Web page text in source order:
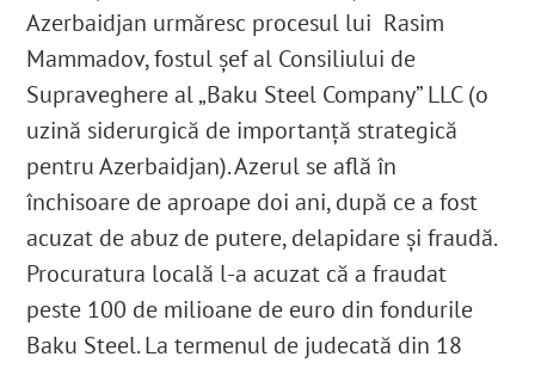
Azerbaidjan urmăresc procesul lui Rasim
Mammadov, fostul șef al Consiliului de
Supraveghere al „Baku Steel Company” LLC (o
uzină siderurgică de importanță strategică
pentru Azerbaidjan). Azerul se află în
închisoare de aproape doi ani, după ce a fost
acuzat de abuz de putere, delapidare și fraudă.
Procuratura locală l-a acuzat că a fraudat
peste 100 de milioane de euro din fondurile
Baku Steel. La termenul de judecată din 18